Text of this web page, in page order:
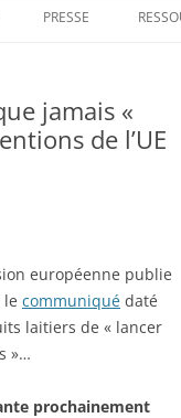
PRESSE
jamais «
de l’UE
européenne publie
le communiqué daté
laitiers de « lancer
»…
prochainement